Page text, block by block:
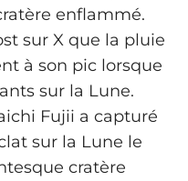
enflammé.
sur X que la pluie
à son pic lorsque
sur la Lune.
Fujii a capturé
sur la Lune le
cratère